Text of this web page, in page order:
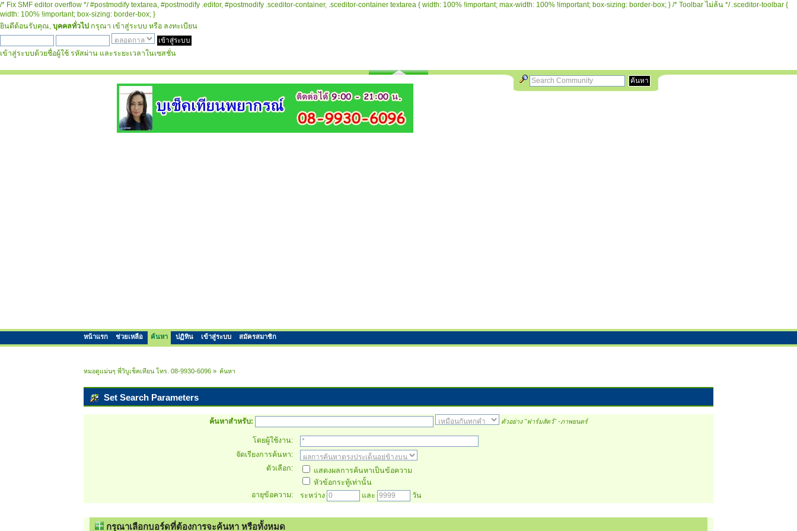
/* Fix SMF editor overflow */ #postmodify textarea, #postmodify .editor, #postmodify .sceditor-container, .sceditor-container textarea { width: 100% !important; max-width: 100% !important; box-sizing: border-box; } /* Toolbar ไม่ล้น */ .sceditor-toolbar {
width: 100% !important; box-sizing: border-box; }
ยินดีต้อนรับคุณ, บุคคลทั่วไป กรุณา เข้าสู่ระบบ หรือ ลงทะเบียน
เข้าสู่ระบบด้วยชื่อผู้ใช้ รหัสผ่าน และระยะเวลาในเซสชั่น
หน้าแรก ช่วยเหลือ ค้นหา ปฏิทิน เข้าสู่ระบบ สมัครสมาชิก
หมอดูแม่นๆ พี่วิบูเช็คเทียน โทร. 08-9930-6096» ค้นหา
Set Search Parameters
ค้นหาสำหรับ: ตัวอย่าง"ฟาร์มสัตว์" -ภาพยนตร์
โดยผู้ใช้งาน:
จัดเรียงการค้นหา:
ตัวเลือก:
แสดงผลการค้นหาเป็นข้อความ
หัวข้อกระทู้เท่านั้น
อายุข้อความ:
ระหว่าง และ วัน
กรุณาเลือกบอร์ดที่ต้องการจะค้นหา หรือทั้งหมด